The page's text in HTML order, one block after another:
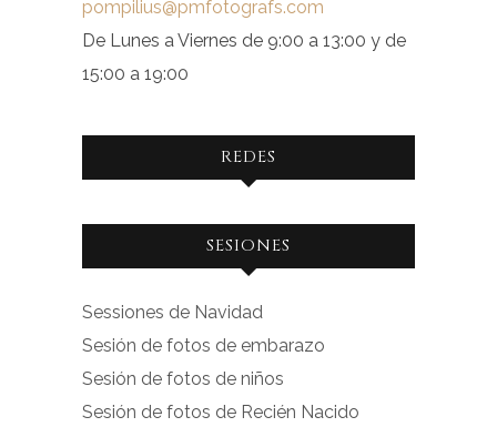
pompilius@pmfotografs.com
De Lunes a Viernes de 9:00 a 13:00 y de
15:00 a 19:00
REDES
Ver
facebook.com
en
Facebook
Ver
instagram.com
en
Instagram
SESIONES
Sessiones de Navidad
Sesión de fotos de embarazo
Sesión de fotos de niños
Sesión de fotos de Recién Nacido